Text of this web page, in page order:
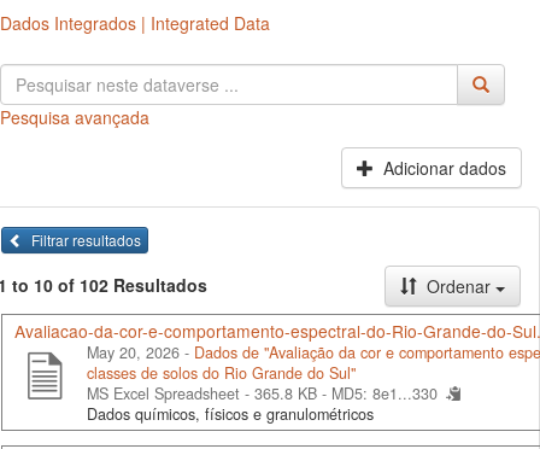
Dados Integrados | Integrated Data
Pesquisa avançada
Adicionar dados
Filtrar resultados
to 10 of 102 Resultados
Ordenar
Avaliacao-da-cor-e-comportamento-espectral-do-Rio-Grande-do-
May 20, 2026 - Dados de "Avaliação da cor e comportamento
classes de solos do Rio Grande do Sul"
MS Excel Spreadsheet - 365.8 KB - MD5: 8e1...330
Dados químicos, físicos e granulométricos